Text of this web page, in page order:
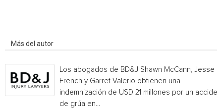
Más del autor
Los abogados de BD&J Shawn McCann, Jesse
French y Garret Valerio obtienen una
indemnización de USD 21 millones por un
de grúa en...